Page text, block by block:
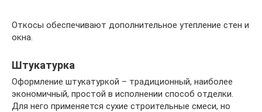
Откосы обеспечивают дополнительное утепление стен и
окна.
Штукатурка
Оформление штукатуркой – традиционный, наиболее
экономичный, простой в исполнении способ отделки.
Для него применяется сухие строительные смеси, но